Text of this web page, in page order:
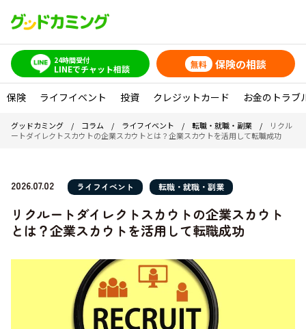
24時間受付
LINEでチャット相談 無料 保険の相談
保険 ライフイベント 投資 クレジットカード お金のトラブ
グッドカミング / コラム / ライフイベント / 転職・就職・副業 /
リクル
ートダイレクトスカウトの企業スカウトとは？企業スカウトを活用して転職成功
2026.07.02 ライフイベント 転職・就職・副業
リクルートダイレクトスカウトの企業スカウト
とは？企業スカウトを活用して転職成功